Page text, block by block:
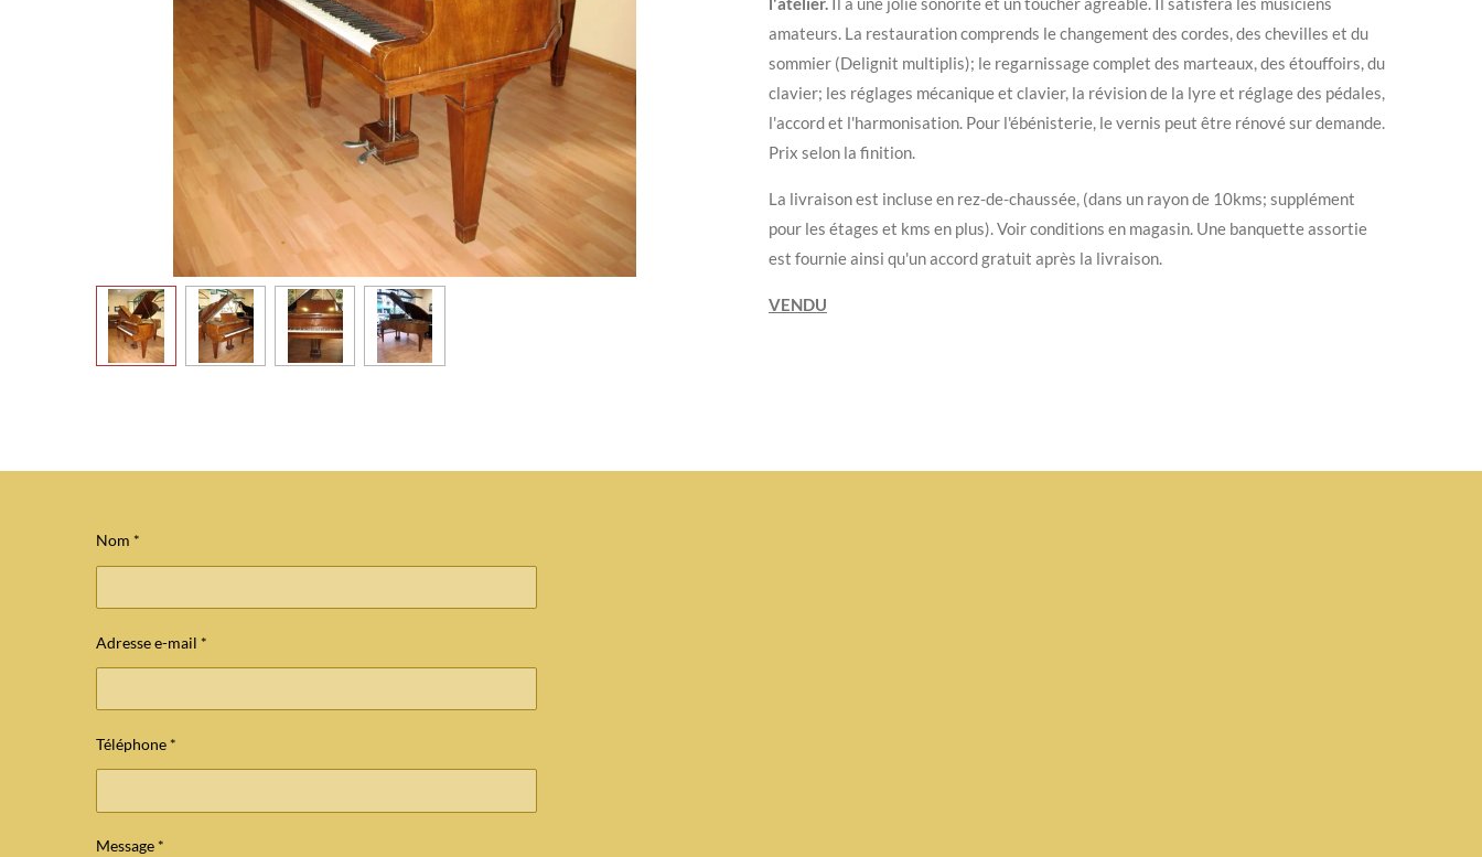
amateurs. La restauration comprends le changement des cordes, des chevilles et du
sommier (Delignit multiplis); le regarnissage complet des marteaux, des étouffoirs, du
clavier; les réglages mécanique et clavier, la révision de la lyre et réglage des pédales,
l'accord et l'harmonisation. Pour l'ébénisterie, le vernis peut être rénové sur demande.
Prix selon la finition.
La livraison est incluse en rez-de-chaussée, (dans un rayon de 10kms; supplément
pour les étages et kms en plus). Voir conditions en magasin. Une banquette assortie
est fournie ainsi qu'un accord gratuit après la livraison.
VENDU
Nom *
Adresse e-mail *
Téléphone *
Message *